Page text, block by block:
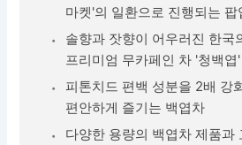
마켓'의 일환으로 진행되는 팝
솔향과 잣향이 어우러진 한국
프리미엄 무카페인 차 '청백엽'
피톤치드 편백 성분을 2배 강
편안하게 즐기는 백엽차
다양한 용량의 백엽차 제품과